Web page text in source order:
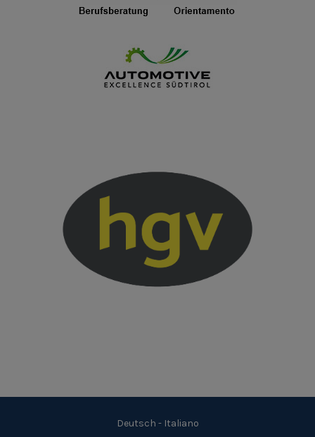
Deutsch - Italiano